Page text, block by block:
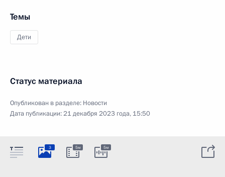
Темы
Дети
Статус материала
Опубликован в разделе: Новости
Дата публикации:21 декабря 2023 года, 15:50
3 5м 5м